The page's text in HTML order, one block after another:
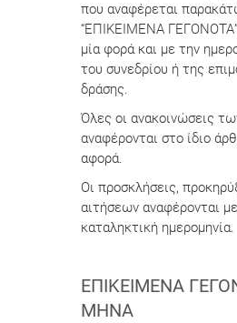
που αναφέρεται
“ΕΠΙΚΕΙΜΕΝΑ ΓΕΓΟΝΟΤΑ”
μία φορά και με την
του συνεδρίου ή της
δράσης.
Όλες οι ανακοινώσεις
αναφέρονται στο ίδιο
αφορά.
Οι προσκλήσεις,
αιτήσεων αναφέρονται
καταληκτική ημερομηνία.
ΕΠΙΚΕΊΜΕΝΑ
ΜΉΝΑ